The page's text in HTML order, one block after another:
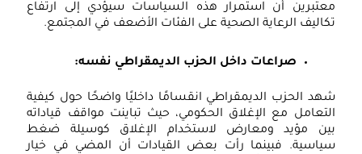
أن استمرار هذه السياسات سيؤدي إلى ارتفاع
الرعاية الصحية على الفئات الأضعف في المجتمع.
صراعات داخل الحزب الديمقراطي نفسه:
الحزب الديمقراطي انقسامًا داخليًا واضحًا حول كيفية
مع الإغلاق الحكومي، حيث تباينت مواقف قياداته
مؤيد ومعارض لاستخدام الإغلاق كوسيلة ضغط
فبينما رأت بعض القيادات أن المضي في خيار